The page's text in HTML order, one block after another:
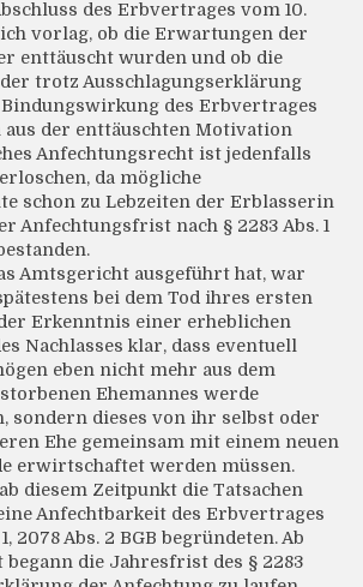
des Erbvertrages vom 10.
vorlag, ob die Erwartungen der
enttäuscht wurden und ob die
trotz Ausschlagungserklärung
des Erbvertrages
aus der enttäuschten Motivation
Anfechtungsrecht ist jedenfalls
da mögliche
schon zu Lebzeiten der Erblasserin
Anfechtungsfrist nach § 2283 Abs. 1
Amtsgericht ausgeführt hat, war
bei dem Tod ihres ersten
Erkenntnis einer erheblichen
Nachlasses klar, dass eventuell
eben nicht mehr aus dem
Ehemannes werde
sondern dieses von ihr selbst oder
Ehe gemeinsam mit einem neuen
erwirtschaftet werden müssen.
diesem Zeitpunkt die Tatsachen
Anfechtbarkeit des Erbvertrages
2078 Abs. 2 BGB begründeten. Ab
begann die Jahresfrist des § 2283